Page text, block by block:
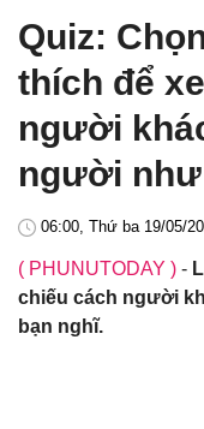
Quiz:
thích để
người
người
06:00, Thứ ba 19/05/
( PHUNUTODAY ) -
chiếu cách người
bạn nghĩ.